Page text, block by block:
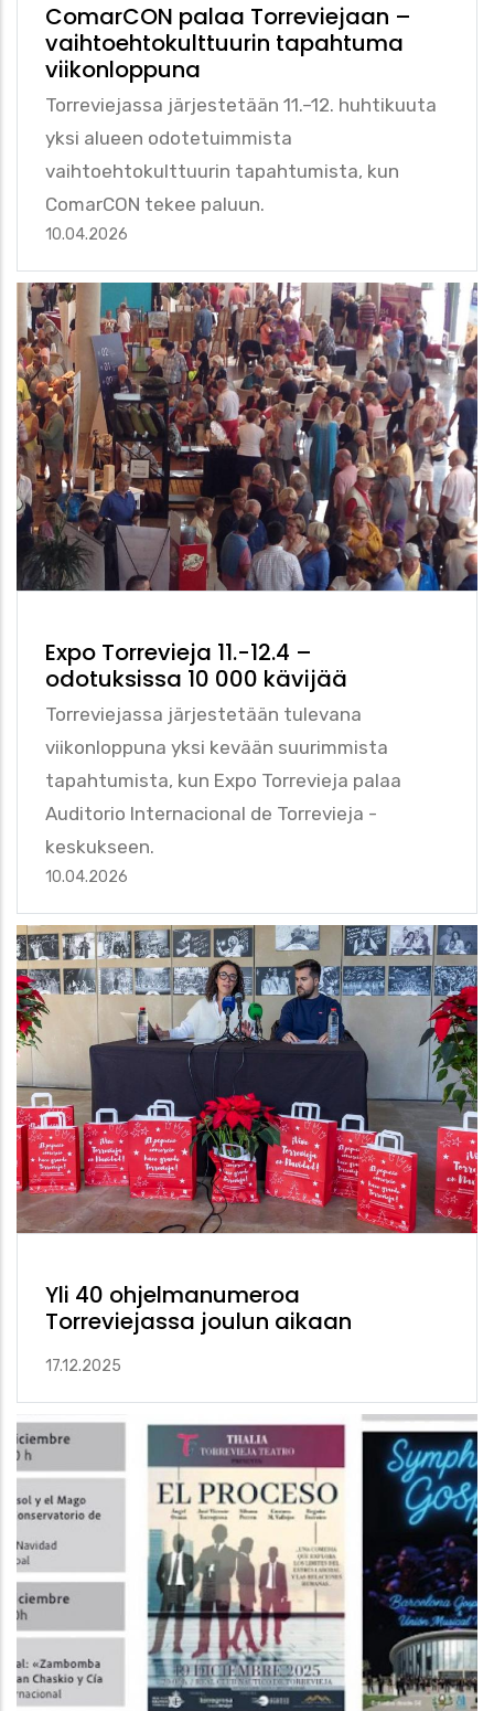
ComarCON palaa Torreviejaan –
vaihtoehtokulttuurin tapahtuma
viikonloppuna
Torreviejassa järjestetään 11.–12. huhtikuuta
yksi alueen odotetuimmista
vaihtoehtokulttuurin tapahtumista, kun
ComarCON tekee paluun.
10.04.2026
Expo Torrevieja 11.-12.4 –
odotuksissa 10 000 kävijää
Torreviejassa järjestetään tulevana
viikonloppuna yksi kevään suurimmista
tapahtumista, kun Expo Torrevieja palaa
Auditorio Internacional de Torrevieja -
keskukseen.
10.04.2026
Yli 40 ohjelmanumeroa
Torreviejassa joulun aikaan
17.12.2025